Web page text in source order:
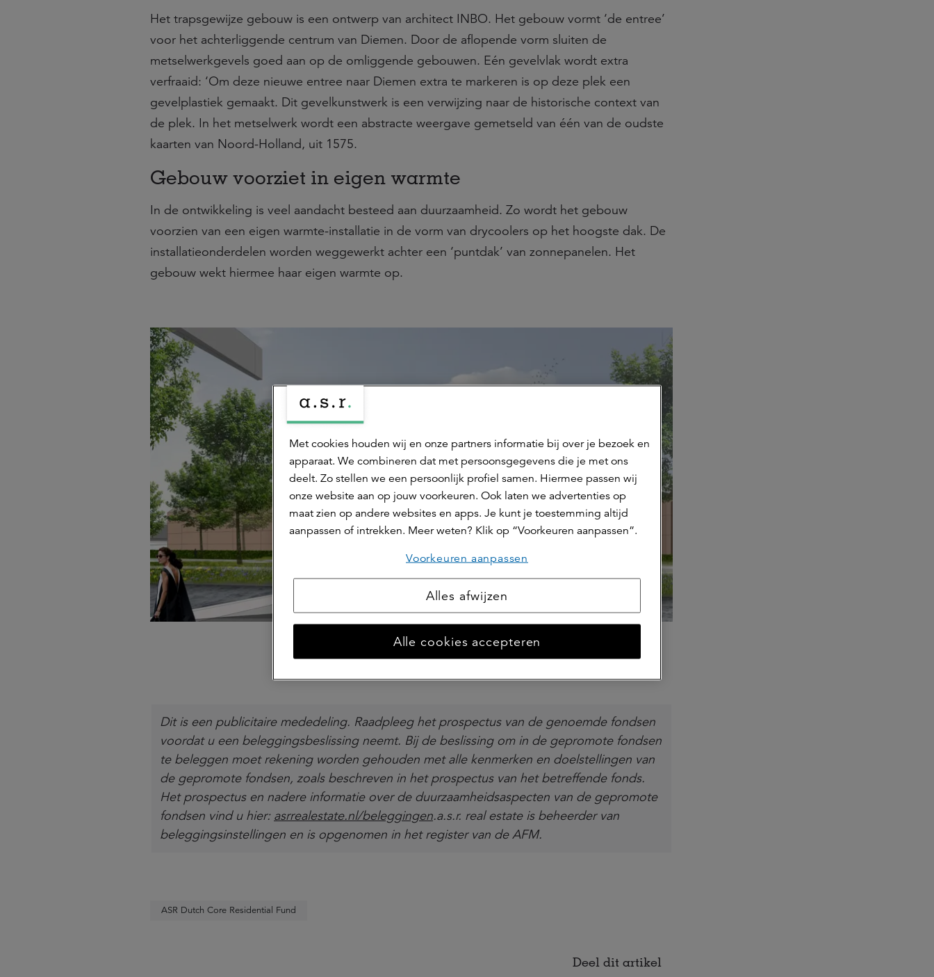
Het trapsgewijze gebouw is een ontwerp van architect INBO. Het gebouw vormt ‘de entree’
voor het achterliggende centrum van Diemen. Door de aflopende vorm sluiten de
metselwerkgevels goed aan op de omliggende gebouwen. Eén gevelvlak wordt extra
verfraaid: ‘Om deze nieuwe entree naar Diemen extra te markeren is op deze plek een
gevelplastiek gemaakt. Dit gevelkunstwerk is een verwijzing naar de historische context van
de plek. In het metselwerk wordt een abstracte weergave gemetseld van één van de oudste
kaarten van Noord-Holland, uit 1575.
Gebouw voorziet in eigen warmte
In de ontwikkeling is veel aandacht besteed aan duurzaamheid. Zo wordt het gebouw
voorzien van een eigen warmte-installatie in de vorm van drycoolers op het hoogste dak. De
installatieonderdelen worden weggewerkt achter een ‘puntdak’ van zonnepanelen. Het
gebouw wekt hiermee haar eigen warmte op.
Dit is een publicitaire mededeling. Raadpleeg het prospectus van de genoemde fondsen
voordat u een beleggingsbeslissing neemt. Bij de beslissing om in de gepromote fondsen
te beleggen moet rekening worden gehouden met alle kenmerken en doelstellingen van
de gepromote fondsen, zoals beschreven in het prospectus van het betreffende fonds.
Het prospectus en nadere informatie over de duurzaamheidsaspecten van de gepromote
fondsen vind u hier: asrrealestate.nl/beleggingen.a.s.r. real estate is beheerder van
beleggingsinstellingen en is opgenomen in het register van de AFM.
ASR Dutch Core Residential Fund
Deel dit artikel
Met cookies houden wij en onze partners informatie bij over je bezoek en
apparaat. We combineren dat met persoonsgegevens die je met ons
deelt. Zo stellen we een persoonlijk profiel samen. Hiermee passen wij
onze website aan op jouw voorkeuren. Ook laten we advertenties op
maat zien op andere websites en apps. Je kunt je toestemming altijd
aanpassen of intrekken. Meer weten? Klik op “Voorkeuren aanpassen”.
Voorkeuren aanpassen
Alles afwijzen
Alle cookies accepteren